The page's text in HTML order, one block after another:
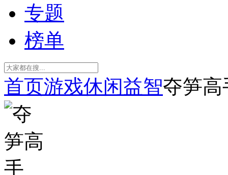
专题
榜单
首页游戏休闲益智夺笋高